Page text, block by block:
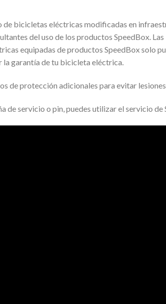
de bicicletas eléctricas modificadas en
del uso de los productos SpeedBox.
equipadas de productos SpeedBox solo
la garantía de tu bicicleta eléctrica.
de protección adicionales para evitar
de servicio o pin, puedes utilizar el servicio